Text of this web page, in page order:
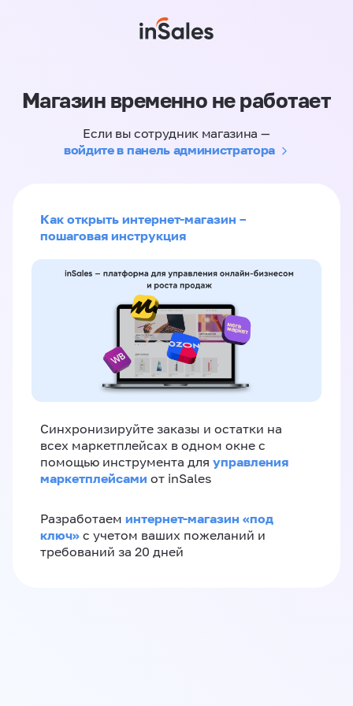
Магазин временно не работает
Если вы сотрудник магазина —
войдите в панель администратора
Как открыть интернет-магазин –
пошаговая инструкция
Синхронизируйте заказы и остатки на
всех маркетплейсах в одном окне с
помощью инструмента для управления
маркетплейсами от inSales
Разработаем интернет-магазин «‎под
ключ»‎ с учетом ваших пожеланий и
требований за 20 дней